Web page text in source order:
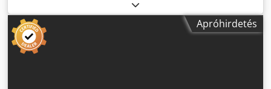
gérvágásban 45° kör/szögletes: 140/190 x 140 mm
Fűrészlap méretei: 400 x 32 x 1,5 mm 1 emelési sebesség:
85/perc Meghajtó motor: 380 V, 0,37 kW Tömeg: 126 kg
Helyigény: 1200 x 600 x 980 mm Dkjdpfx Aheyvfp Ijisr
Apróhirdetés